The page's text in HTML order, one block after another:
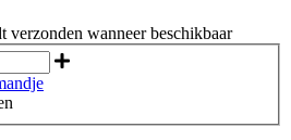
verzonden wanneer beschikbaar